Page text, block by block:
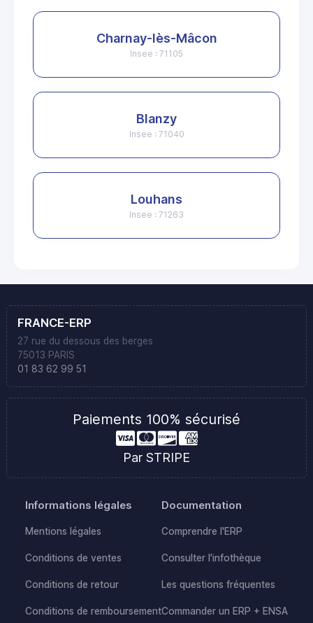
Charnay-lès-Mâcon
Insee : 71105
Blanzy
Insee : 71040
Louhans
Insee : 71263
FRANCE-ERP
27 rue du dessous des berges
75013 PARIS
01 83 62 99 51
Paiements 100% sécurisé
Par STRIPE
Informations légales
Mentions légales
Conditions de ventes
Conditions de retour
Conditions de remboursement
Documentation
Comprendre l'ERP
Consulter l'infothèque
Les questions fréquentes
Commander un ERP + ENSA